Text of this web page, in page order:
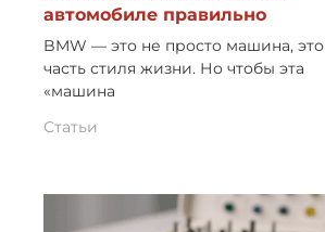
автомобиле правильно
BMW — это не просто машина, это
часть стиля жизни. Но чтобы эта
«машина
Статьи